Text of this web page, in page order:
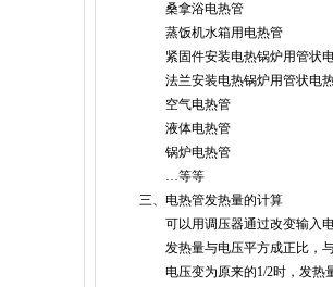
桑拿浴电热管
蒸饭机水箱用电热管
紧固件安装电热锅炉用管状
法兰安装电热锅炉用管状电
空气电热管
液体电热管
锅炉电热管
…等等
三、电热管发热量的计算
可以用调压器通过改变输入电
发热量与电压平方成正比，与
电压变为原来的1/2时，发热